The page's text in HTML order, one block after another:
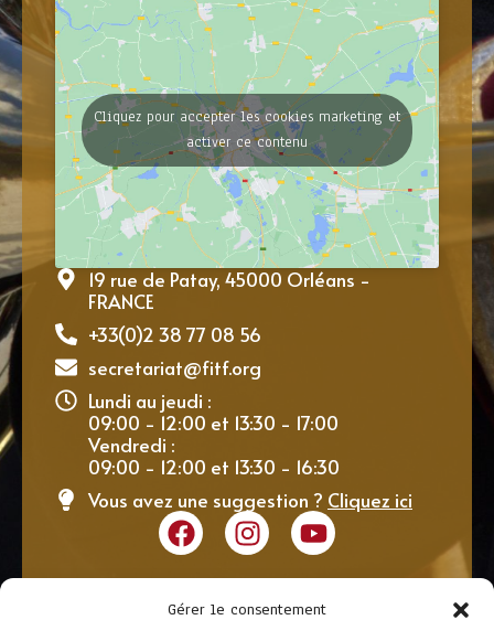
Gérer le consentement
Cliquez pour accepter les cookies marketing et
activer ce contenu
19 rue de Patay, 45000 Orléans -
FRANCE
+33(0)2 38 77 08 56
secretariat@fitf.org
Lundi au jeudi :
09:00 - 12:00 et 13:30 - 17:00
Vendredi :
09:00 - 12:00 et 13:30 - 16:30
Vous avez une suggestion ? Cliquez ici